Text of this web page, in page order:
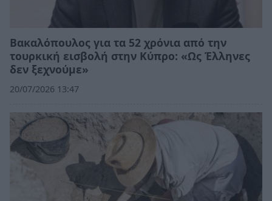
Βακαλόπουλος για τα 52 χρόνια από την
τουρκική εισβολή στην Κύπρο: «Ως Έλληνες
δεν ξεχνούμε»
20/07/2026 13:47